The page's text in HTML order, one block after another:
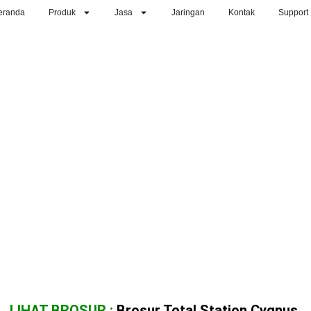
Produk Jasa Jaringan Kontak Support